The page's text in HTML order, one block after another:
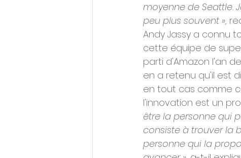
moyenne de Seattle.
peu plus souvent »,
Andy Jassy a connu
cette équipe de
parti d'Amazon l'an
en a retenu qu'il est
en tout cas comme
l'innovation est un
être la personne qui
consiste à trouver la
personne qui la